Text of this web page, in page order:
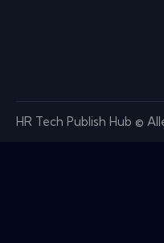
HR Tech Publish Hub ©